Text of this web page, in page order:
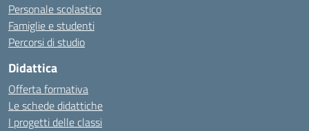
Personale scolastico
Famiglie e studenti
Percorsi di studio
Didattica
Offerta formativa
Le schede didattiche
I progetti delle classi